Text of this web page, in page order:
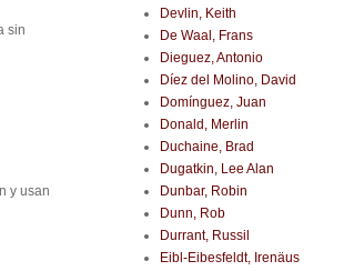
sin
y usan
Devlin, Keith
De Waal, Frans
Dieguez, Antonio
Díez del Molino, David
Domínguez, Juan
Donald, Merlin
Duchaine, Brad
Dugatkin, Lee Alan
Dunbar, Robin
Dunn, Rob
Durrant, Russil
Eibl-Eibesfeldt, Irenäus